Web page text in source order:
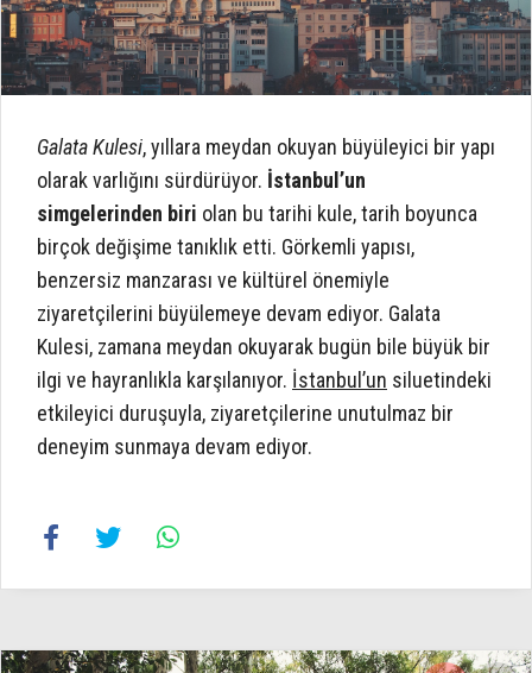
Galata Kulesi, yıllara meydan okuyan büyüleyici bir yapı
olarak varlığını sürdürüyor. İstanbul’un
simgelerinden biri olan bu tarihi kule, tarih boyunca
birçok değişime tanıklık etti. Görkemli yapısı,
benzersiz manzarası ve kültürel önemiyle
ziyaretçilerini büyülemeye devam ediyor. Galata
Kulesi, zamana meydan okuyarak bugün bile büyük bir
ilgi ve hayranlıkla karşılanıyor. İstanbul’un siluetindeki
etkileyici duruşuyla, ziyaretçilerine unutulmaz bir
deneyim sunmaya devam ediyor.